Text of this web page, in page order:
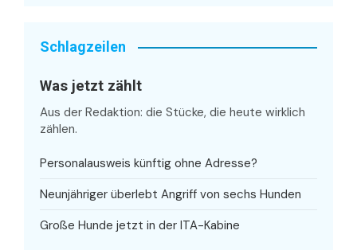
Schlagzeilen
Was jetzt zählt
Aus der Redaktion: die Stücke, die heute wirklich
zählen.
Personalausweis künftig ohne Adresse?
Neunjähriger überlebt Angriff von sechs Hunden
Große Hunde jetzt in der ITA-Kabine